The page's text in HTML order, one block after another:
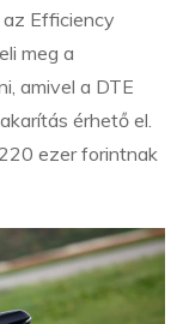
Efficiency
meg a
amivel a DTE
érhető el.
ezer forintnak